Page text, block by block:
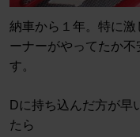
納車から１年。特に
ーナーがやってたか
す。
Dに持ち込んだ方が早
たら